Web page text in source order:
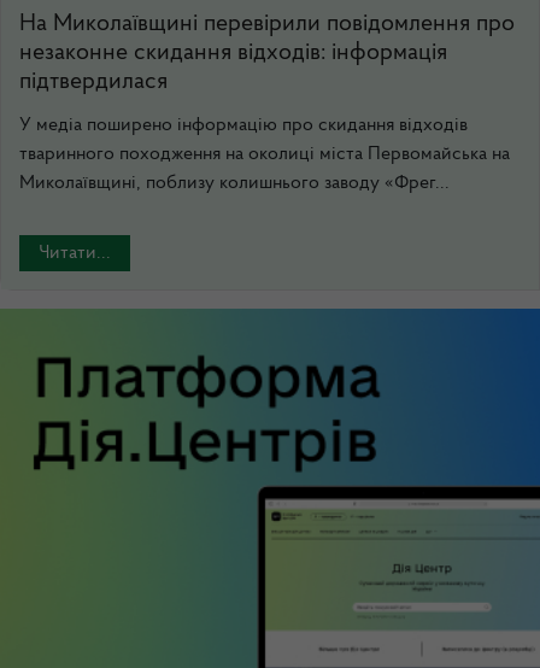
На Миколаївщині перевірили повідомлення про
незаконне скидання відходів: інформація
підтвердилася
У медіа поширено інформацію про скидання відходів
тваринного походження на околиці міста Первомайська на
Миколаївщині, поблизу колишнього заводу «Фрег...
Читати...